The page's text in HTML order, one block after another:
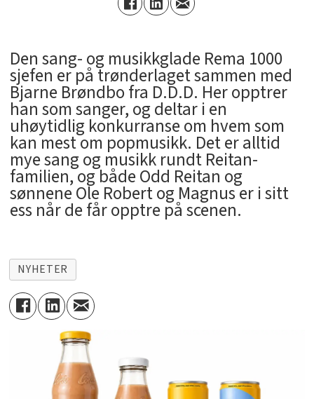
Den sang- og musikkglade Rema 1000
sjefen er på trønderlaget sammen med
Bjarne Brøndbo fra D.D.D. Her opptrer
han som sanger, og deltar i en
uhøytidlig konkurranse om hvem som
kan mest om popmusikk. Det er alltid
mye sang og musikk rundt Reitan-
familien, og både Odd Reitan og
sønnene Ole Robert og Magnus er i sitt
ess når de får opptre på scenen.
NYHETER